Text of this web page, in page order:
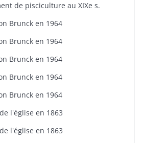
de pisciculture au XIXe s.
Brunck en 1964
Brunck en 1964
Brunck en 1964
Brunck en 1964
Brunck en 1964
l'église en 1863
l'église en 1863